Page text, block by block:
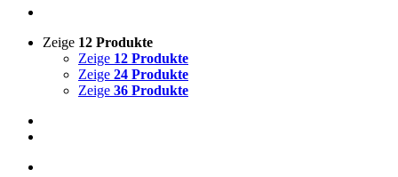
Zeige 12 Produkte
Zeige 12 Produkte
Zeige 24 Produkte
Zeige 36 Produkte